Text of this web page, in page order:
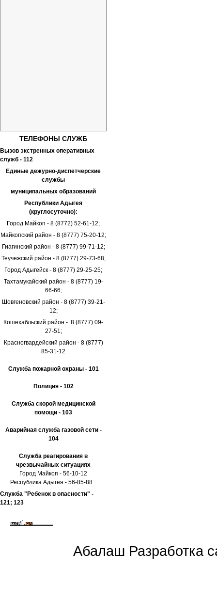
ТЕЛЕФОНЫ СЛУЖБ
Вызов экстренных оперативных
служб - 112
Единые дежурно-диспетчерские
службы
муниципальных образований
Республики Адыгея
(круглосуточно):
Город Майкоп - 8 (8772) 52-61-12;
Майкопский район - 8 (8777) 75-20-12;
Гиагинский район - 8 (8777) 99-71-12;
Теучежский район - 8 (8777) 29-73-68;
Город Адыгейск - 8 (8777) 29-25-25;
Тахтамукайский район - 8 (8777) 19-
66-66;
Шовгеновский район - 8 (8777) 39-21-
12;
Кошехабльский район - 8 (8777) 09-
27-51;
Красногвардейский район - 8 (8777)
85-31-12
Служба пожарной охраны - 101
Полиция - 102
Служба скорой медицинской
помощи - 103
Аварийная служба газовой сети -
104
Служба реагирования в
чрезвычайных ситуациях
Город Майкоп - 56-10-12
Республика Адыгея - 56-85-88
Служба "Ребенок в опасности" -
121; 123
Абалаш Разработка